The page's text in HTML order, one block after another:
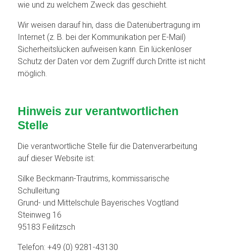
wie und zu welchem Zweck das geschieht.
Wir weisen darauf hin, dass die Datenübertragung im
Internet (z. B. bei der Kommunikation per E-Mail)
Sicherheitslücken aufweisen kann. Ein lückenloser
Schutz der Daten vor dem Zugriff durch Dritte ist nicht
möglich.
Hinweis zur verantwortlichen
Stelle
Die verantwortliche Stelle für die Datenverarbeitung
auf dieser Website ist:
Silke Beckmann-Trautrims, kommissarische
Schulleitung
Grund- und Mittelschule Bayerisches Vogtland
Steinweg 16
95183 Feilitzsch
Telefon: +49 (0) 9281-43130